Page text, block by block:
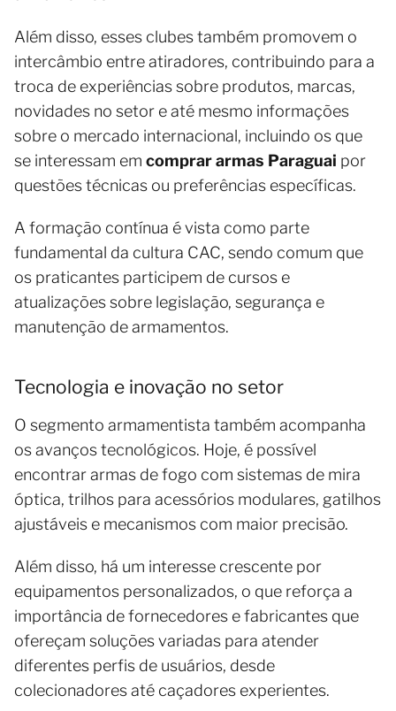
Além disso, esses clubes também promovem o
intercâmbio entre atiradores, contribuindo para a
troca de experiências sobre produtos, marcas,
novidades no setor e até mesmo informações
sobre o mercado internacional, incluindo os que
se interessam em comprar armas Paraguai por
questões técnicas ou preferências específicas.
A formação contínua é vista como parte
fundamental da cultura CAC, sendo comum que
os praticantes participem de cursos e
atualizações sobre legislação, segurança e
manutenção de armamentos.
Tecnologia e inovação no setor
O segmento armamentista também acompanha
os avanços tecnológicos. Hoje, é possível
encontrar armas de fogo com sistemas de mira
óptica, trilhos para acessórios modulares, gatilhos
ajustáveis e mecanismos com maior precisão.
Além disso, há um interesse crescente por
equipamentos personalizados, o que reforça a
importância de fornecedores e fabricantes que
ofereçam soluções variadas para atender
diferentes perfis de usuários, desde
colecionadores até caçadores experientes.